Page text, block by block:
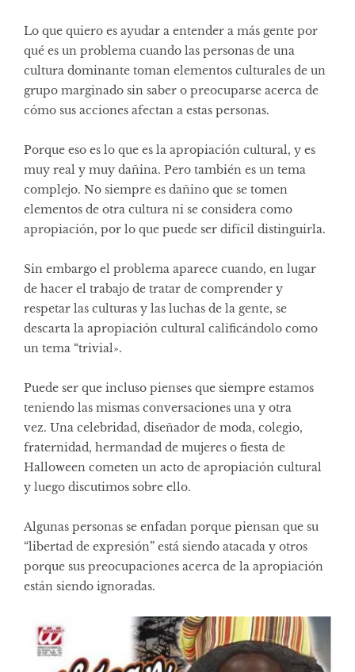
Lo que quiero es ayudar a entender a más gente por
qué es un problema cuando las personas de una
cultura dominante toman elementos culturales de un
grupo marginado sin saber o preocuparse acerca de
cómo sus acciones afectan a estas personas.
Porque eso es lo que es la apropiación cultural, y es
muy real y muy dañina. Pero también es un tema
complejo. No siempre es dañino que se tomen
elementos de otra cultura ni se considera como
apropiación, por lo que puede ser difícil distinguirla.
Sin embargo el problema aparece cuando, en lugar
de hacer el trabajo de tratar de comprender y
respetar las culturas y las luchas de la gente, se
descarta la apropiación cultural calificándolo como
un tema “trivial».
Puede ser que incluso pienses que siempre estamos
teniendo las mismas conversaciones una y otra
vez. Una celebridad, diseñador de moda, colegio,
fraternidad, hermandad de mujeres o fiesta de
Halloween cometen un acto de apropiación cultural
y luego discutimos sobre ello.
Algunas personas se enfadan porque piensan que su
“libertad de expresión” está siendo atacada y otros
porque sus preocupaciones acerca de la apropiación
están siendo ignoradas.